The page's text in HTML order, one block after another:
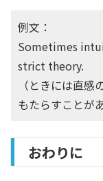
例文：
Sometimes
strict theory.
（ときには直
もたらすことが
おわりに